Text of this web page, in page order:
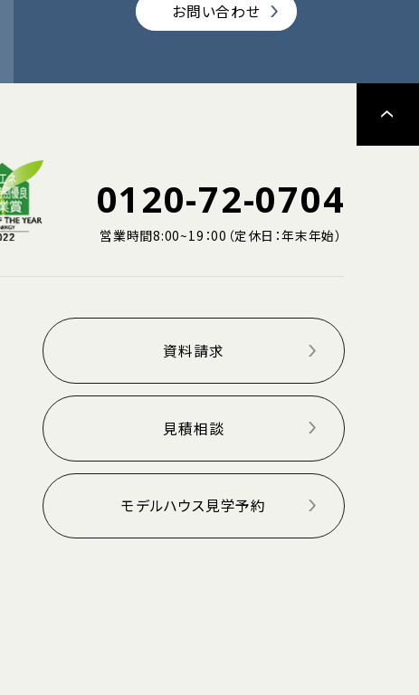
お問い合わせ
0120-72-0704
営業時間8:00~19：00（定休日：年末年始）
資料請求
見積相談
モデルハウス見学予約